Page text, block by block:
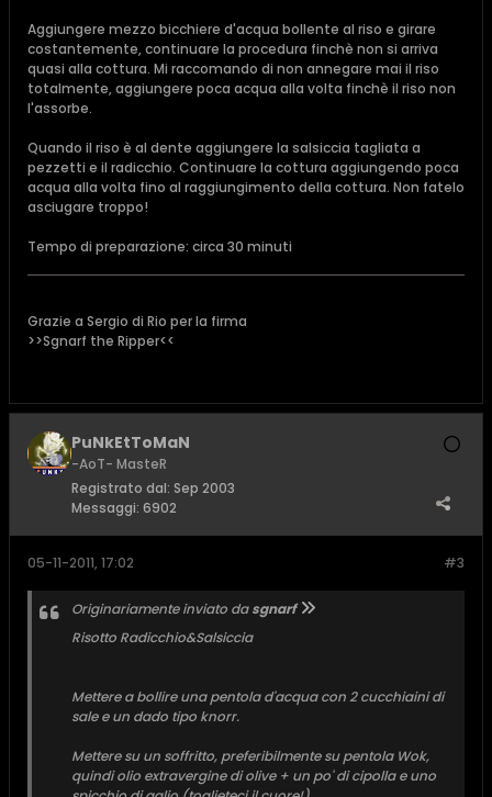
Aggiungere mezzo bicchiere d'acqua bollente al riso e girare
costantemente, continuare la procedura finchè non si arriva
quasi alla cottura. Mi raccomando di non annegare mai il riso
totalmente, aggiungere poca acqua alla volta finchè il riso non
l'assorbe.
Quando il riso è al dente aggiungere la salsiccia tagliata a
pezzetti e il radicchio. Continuare la cottura aggiungendo poca
acqua alla volta fino al raggiungimento della cottura. Non fatelo
asciugare troppo!
Tempo di preparazione: circa 30 minuti
Grazie a Sergio di Rio per la firma
>>Sgnarf the Ripper<<
PuNkEtToMaN
-AoT- MasteR
Registrato dal: Sep 2003
Messaggi: 6902
#3
05-11-2011, 17:02
Originariamente inviato dasgnarf
Risotto Radicchio&Salsiccia
Mettere a bollire una pentola d'acqua con 2 cucchiaini di
sale e un dado tipo knorr.
Mettere su un soffritto, preferibilmente su pentola Wok,
quindi olio extravergine di olive + un po' di cipolla e uno